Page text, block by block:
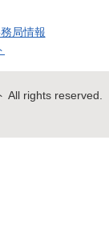
局情報
All rights reserved.